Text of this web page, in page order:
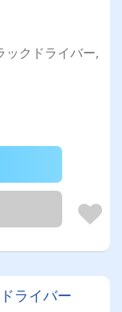
ックドライバー,
ライバー